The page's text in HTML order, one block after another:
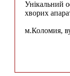
Унікальний
хворих
м.Коломия,